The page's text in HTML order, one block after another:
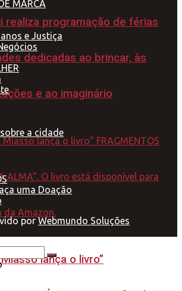
realiza programação de férias
dedicadas ao brincar, às
e ao imaginário
lança o livro”
MARCA
e Justiça
a cidade
uma Doação
por Webmundo Soluções